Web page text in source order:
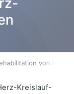
von Herz-
Kreislauf-